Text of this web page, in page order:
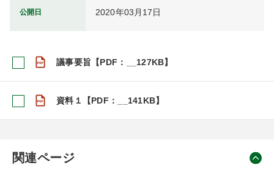
公開日 2020年03月17日
議事要旨【PDF：__127KB】
資料１【PDF：__141KB】
関連ページ